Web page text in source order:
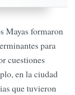
Mayas formaron
para
cuestiones
en la ciudad
que tuvieron